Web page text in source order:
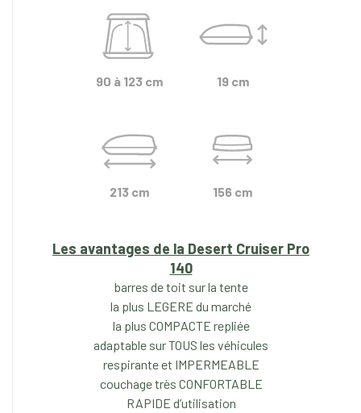
90 à 123 cm
213 cm
19 cm
156 cm
Les avantages de la Desert Cruiser Pro
140
barres de toit sur la tente
la plus LEGERE du marché
la plus COMPACTE repliée
adaptable sur TOUS les véhicules
respirante et IMPERMEABLE
couchage très CONFORTABLE
RAPIDE d’utilisation